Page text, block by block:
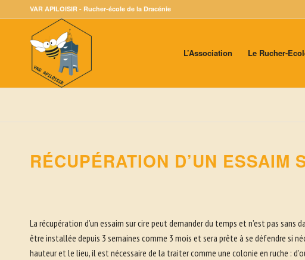
VAR APILOISIR - Rucher-école de la Dracénie
L’Association Le Rucher-
RÉCUPÉRATION D’UN ESSAIM
La récupération d’un essaim sur cire peut demander du temps et n’est pas sans
être installée depuis 3 semaines comme 3 mois et sera prête à se défendre si
hauteur et le lieu, il est nécessaire de la traiter comme une colonie en ruche :